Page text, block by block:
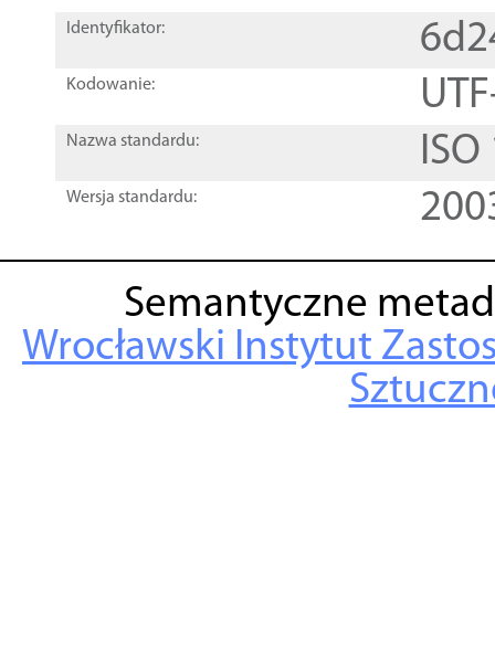
Identyfikator:
Kodowanie:
Nazwa standardu:
Wersja standardu:
Semantyczne
Wrocławski Instytut